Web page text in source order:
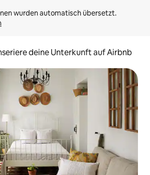
deine Unterkunft auf Airbnb